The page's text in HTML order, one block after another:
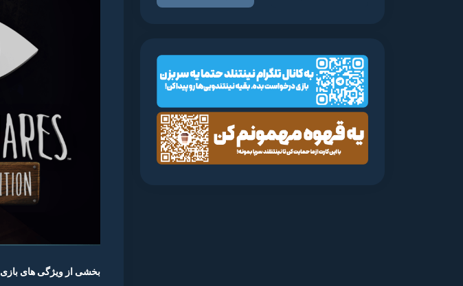
بخشی از ویژگی های بازی Little Nightmares: Complete Edition :